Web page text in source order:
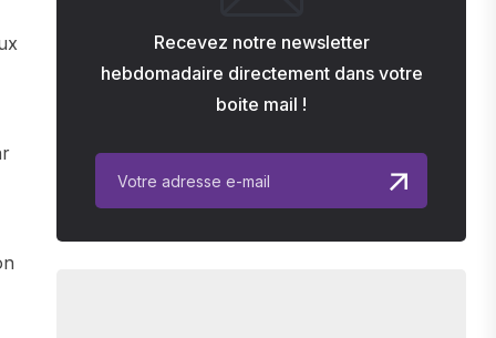
Recevez notre newsletter
hebdomadaire directement dans votre
boite mail !